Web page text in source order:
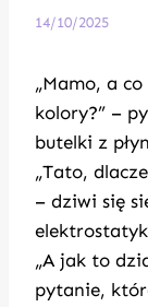
14/10/2025
„Mamo, a
kolory?” –
butelki z
„Tato,
– dziwi się
„A jak to
pytanie,